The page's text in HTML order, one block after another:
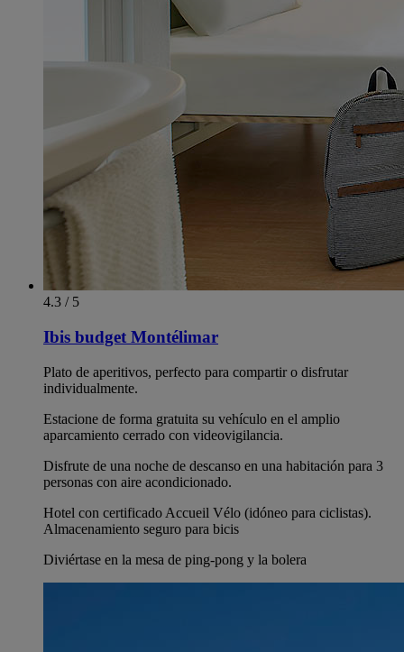
4.3 / 5
Ibis budget Montélimar
Plato de aperitivos, perfecto para compartir o disfrutar
individualmente.
Estacione de forma gratuita su vehículo en el amplio
aparcamiento cerrado con videovigilancia.
Disfrute de una noche de descanso en una habitación para 3
personas con aire acondicionado.
Hotel con certificado Accueil Vélo (idóneo para ciclistas).
Almacenamiento seguro para bicis
Diviértase en la mesa de ping-pong y la bolera